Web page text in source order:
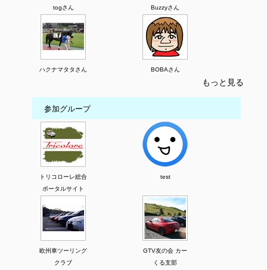
togさん Buzzyさん
ハクナマタタさん BOBAさん
もっと見る
参加グループ
トリコローレ総合
ポータルサイト
test
欧州車ツーリング
クラブ
GTV友の会 カー
くる支部